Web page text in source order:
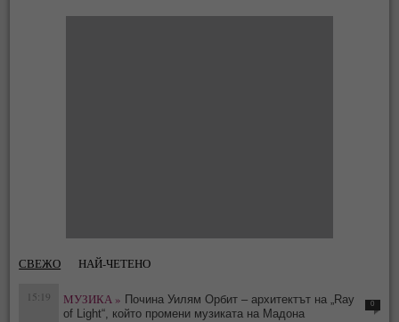
СВЕЖО НАЙ-ЧЕТЕНО
15:19 МУЗИКА » Почина Уилям Орбит – архитектът на „Ray
of Light“, който промени музиката на Мадона
0